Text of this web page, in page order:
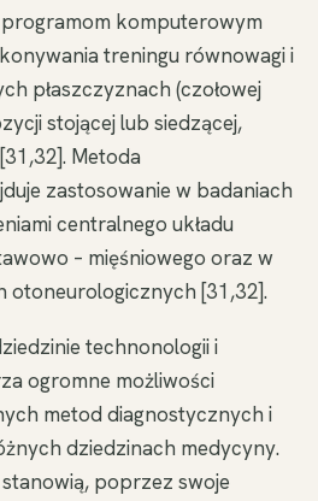
komputerowym
treningu równowagi i
płaszczyznach (czołowej
stojącej lub siedzącej,
Metoda
zastosowanie w badaniach
centralnego układu
– mięśniowego oraz w
otoneurologicznych [31,32].
technonologii i
ogromne możliwości
metod diagnostycznych i
dziedzinach medycyny.
poprzez swoje